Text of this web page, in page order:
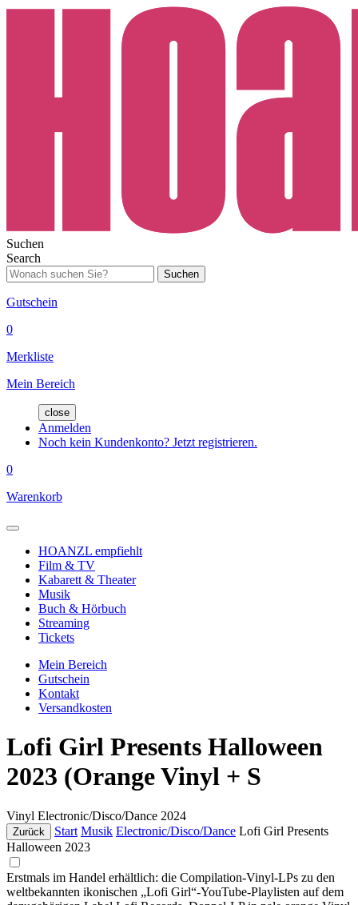
Suchen
Search
Suchen
Gutschein
0
Merkliste
Mein Bereich
close
Anmelden
Noch kein Kundenkonto? Jetzt registrieren.
0
Warenkorb
HOANZL empfiehlt
Film & TV
Kabarett & Theater
Musik
Buch & Hörbuch
Streaming
Tickets
Mein Bereich
Gutschein
Kontakt
Versandkosten
Lofi Girl Presents Halloween
2023 (Orange Vinyl + S
Vinyl Electronic/Disco/Dance 2024
Zurück Start Musik Electronic/Disco/Dance Lofi Girl Presents
Halloween 2023
Erstmals im Handel erhältlich: die Compilation-Vinyl-LPs zu den
weltbekannten ikonischen „Lofi Girl“-YouTube-Playlisten auf dem